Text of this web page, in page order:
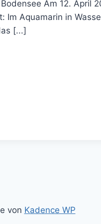
Am 12. April
Im Aquamarin in
[...]
von Kadence WP